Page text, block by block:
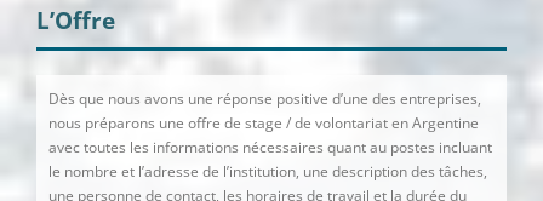
L’Offre
Dès que nous avons une réponse positive d’une des entreprises,
nous préparons une offre de stage / de volontariat en Argentine
avec toutes les informations nécessaires quant au postes incluant
le nombre et l’adresse de l’institution, une description des tâches,
une personne de contact, les horaires de travail et la durée du